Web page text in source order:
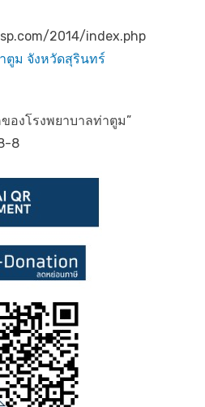
2014/index.php
ตูม จังหวัดสุรินทร์
องโรงพยาบาลท่าตูม”
8